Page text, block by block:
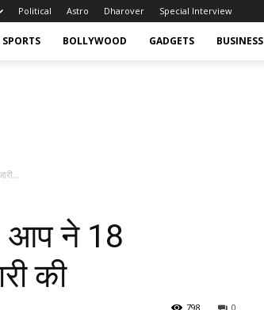
Political Astro Dharover Special Interview
SPORTS BOLLYWOOD GADGETS BUSINESS
: आप ने 18
की
0
798